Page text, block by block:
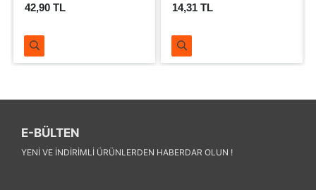
42,90 TL 14,31 TL
E-BÜLTEN
YENI VE INDIRIMLI ÜRÜNLERDEN HABERDAR OLUN !